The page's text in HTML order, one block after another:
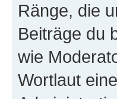
Ränge, die
Beiträge du
wie
Wortlaut